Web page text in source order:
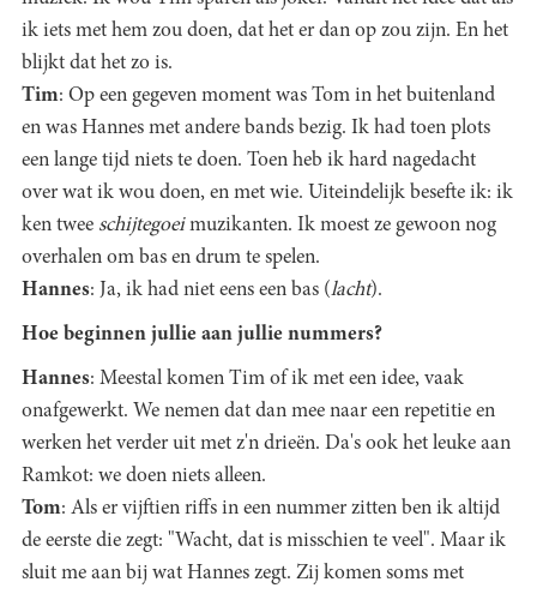
ik iets met hem zou doen, dat het er dan op zou zijn. En het
blijkt dat het zo is.
Tim: Op een gegeven moment was Tom in het buitenland
en was Hannes met andere bands bezig. Ik had toen plots
een lange tijd niets te doen. Toen heb ik hard nagedacht
over wat ik wou doen, en met wie. Uiteindelijk besefte ik: ik
ken twee schijtegoeimuzikanten. Ik moest ze gewoon nog
overhalen om bas en drum te spelen.
Hannes: Ja, ik had niet eens een bas (lacht).
Hoe beginnen jullie aan jullie nummers?
Hannes: Meestal komen Tim of ik met een idee, vaak
onafgewerkt. We nemen dat dan mee naar een repetitie en
werken het verder uit met z'n drieën. Da's ook het leuke aan
Ramkot: we doen niets alleen.
Tom: Als er vijftien riffs in een nummer zitten ben ik altijd
de eerste die zegt: "Wacht, dat is misschien te veel". Maar ik
sluit me aan bij wat Hannes zegt. Zij komen soms met